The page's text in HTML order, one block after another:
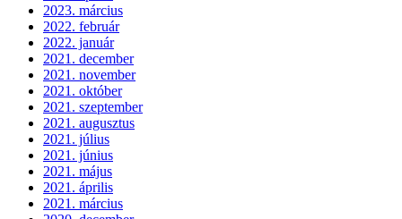
2023. március
2022. február
2022. január
2021. december
2021. november
2021. október
2021. szeptember
2021. augusztus
2021. július
2021. június
2021. május
2021. április
2021. március